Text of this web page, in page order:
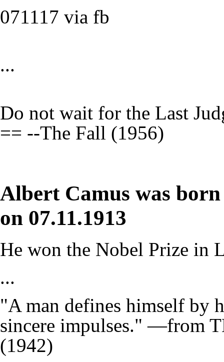
071117 via fb
...
Do not wait for the Last
== --The Fall (1956)
Albert Camus was
on 07.11.1913
He won the Nobel Prize in
...
"A man defines himself by
sincere impulses." ―from
(1942)